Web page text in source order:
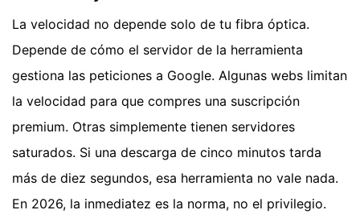
La velocidad no depende solo de tu fibra óptica.
Depende de cómo el servidor de la herramienta
gestiona las peticiones a Google. Algunas webs limitan
la velocidad para que compres una suscripción
premium. Otras simplemente tienen servidores
saturados. Si una descarga de cinco minutos tarda
más de diez segundos, esa herramienta no vale nada.
En 2026, la inmediatez es la norma, no el privilegio.